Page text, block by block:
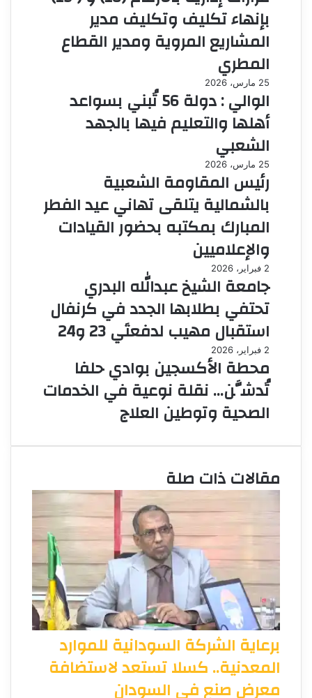
بإنهاء تكليف وتكليف مدير
المشاريع المروية ومدير القطاع
المطري
25 مارس، 2026
الوالي : دولة 56 تُبني بسواعد
أهلها والتعليم فيها بالجهد
الشعبي
25 مارس، 2026
رئيس المقاومة الشعبية
بالشمالية يتلقى تهاني عيد الفطر
المبارك بمكتبه بحضور القيادات
والإعلاميين
2 فبراير، 2026
جامعة الشيخ عبدالله البدري
تحتفي بطلابها الجدد في كرنفال
استقبال مهيب لدفعتَي 23 و24
2 فبراير، 2026
محطة الأكسجين بوادي حلفا
تُدشَّن… نقلة نوعية في الخدمات
الصحية وتوطين العلاج
مقالات ذات صلة
برعاية الشركة السودانية للموارد
المعدنية.. كسلا تستعد لاستضافة
معرض صنع في السودان